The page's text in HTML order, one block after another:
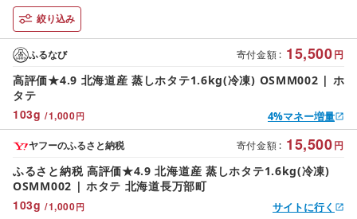
絞り込み
寄付金額 : 15,500円
103g /1,000円
ふるなび
高評価★4.9 北海道産 蒸しホタテ1.6kg(冷凍) OSMM002 | ホ
タテ
4%マネー増量
寄付金額 : 15,500円
103g /1,000円
ヤフーのふるさと納税
ふるさと納税 高評価★4.9 北海道産 蒸しホタテ1.6kg(冷凍)
OSMM002 | ホタテ 北海道長万部町
サイトに行く